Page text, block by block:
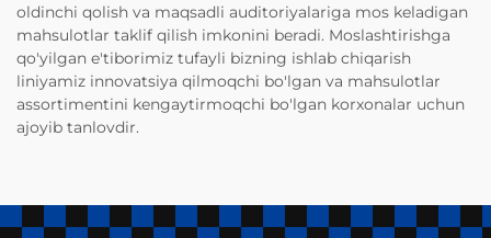
oldinchi qolish va maqsadli auditoriyalariga mos keladigan
mahsulotlar taklif qilish imkonini beradi. Moslashtirishga
qo'yilgan e'tiborimiz tufayli bizning ishlab chiqarish
liniyamiz innovatsiya qilmoqchi bo'lgan va mahsulotlar
assortimentini kengaytirmoqchi bo'lgan korxonalar uchun
ajoyib tanlovdir.